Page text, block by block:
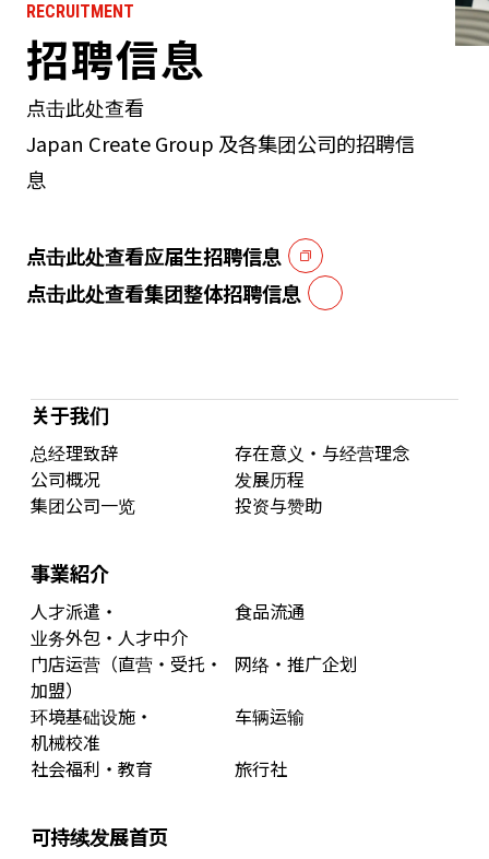
RECRUITMENT
招聘信息
点击此处查看
Japan Create Group 及各集团公司的招聘信
息
点击此处查看应届生招聘信息
点击此处查看集团整体招聘信息
关于我们
总经理致辞
存在意义・与经营理念
公司概况
发展历程
集团公司一览
投资与赞助
事業紹介
人才派遣・
业务外包・人才中介
食品流通
门店运营（直营・受托・
加盟）
网络・推广企划
环境基础设施・
机械校准
车辆运输
社会福利・教育
旅行社
可持续发展首页